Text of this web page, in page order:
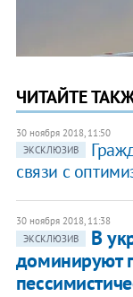
ЧИТАЙТЕ
30 ноября 2018, 11:50
ЭКСКЛЮЗИВ
связи с
30 ноября 2018, 11:38
ЭКСКЛЮЗИВ
В
доминируют